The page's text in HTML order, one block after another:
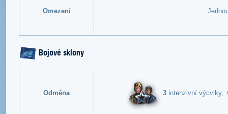
Omezení
Bojové sklony
Odměna 3 intenzivní výcviky,